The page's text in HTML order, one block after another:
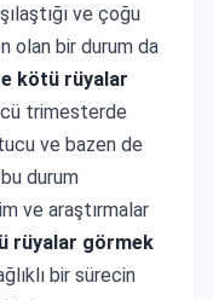
ve çoğu
olan bir durum da
kötü rüyalar
trimesterde
ve bazen de
durum
ve araştırmalar
rüyalar görmek
bir sürecin